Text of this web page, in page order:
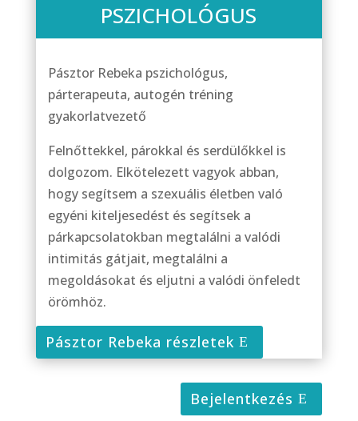
PSZICHOLÓGUS
Pásztor Rebeka pszichológus,
párterapeuta, autogén tréning
gyakorlatvezető
Felnőttekkel, párokkal és serdülőkkel is
dolgozom. Elkötelezett vagyok abban,
hogy segítsem a szexuális életben való
egyéni kiteljesedést és segítsek a
párkapcsolatokban megtalálni a valódi
intimitás gátjait, megtalálni a
megoldásokat és eljutni a valódi önfeledt
örömhöz.
Pásztor Rebeka részletek
Bejelentkezés